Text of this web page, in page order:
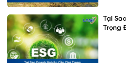
Tại
Trọng